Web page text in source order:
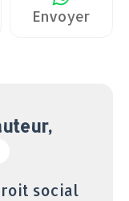
Envoyer
social